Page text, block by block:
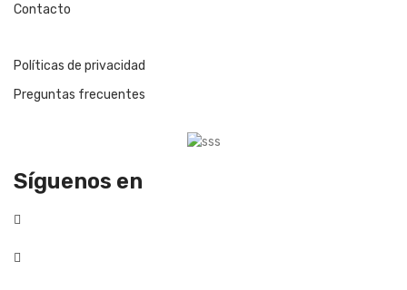
Contacto
Políticas de privacidad
Preguntas frecuentes
Síguenos en